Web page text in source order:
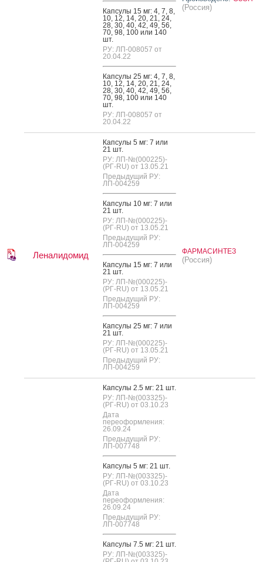
Кап­су­лы 15 мг: 4, 7, 8,
10, 12, 14, 20, 21, 24,
28, 30, 40, 42, 49, 56,
70, 98, 100 или 140
шт.
РУ: ЛП-008057 от
20.04.22
Кап­су­лы 25 мг: 4, 7, 8,
10, 12, 14, 20, 21, 24,
28, 30, 40, 42, 49, 56,
70, 98, 100 или 140
шт.
РУ: ЛП-008057 от
20.04.22
(Россия)
Леналидомид
Кап­су­лы 5 мг: 7 или
21 шт.
РУ: ЛП-№(000225)-
(РГ-RU) от 13.05.21
Предыдущий РУ:
ЛП-004259
Кап­су­лы 10 мг: 7 или
21 шт.
РУ: ЛП-№(000225)-
(РГ-RU) от 13.05.21
Предыдущий РУ:
ЛП-004259
Кап­су­лы 15 мг: 7 или
21 шт.
РУ: ЛП-№(000225)-
(РГ-RU) от 13.05.21
Предыдущий РУ:
ЛП-004259
Кап­су­лы 25 мг: 7 или
21 шт.
РУ: ЛП-№(000225)-
(РГ-RU) от 13.05.21
Предыдущий РУ:
ЛП-004259
ФАРМАСИНТЕЗ
(Россия)
Кап­су­лы 2.5 мг: 21 шт.
РУ: ЛП-№(003325)-
(РГ-RU) от 03.10.23
Дата
переоформления:
26.09.24
Предыдущий РУ:
ЛП-007748
Кап­су­лы 5 мг: 21 шт.
РУ: ЛП-№(003325)-
(РГ-RU) от 03.10.23
Дата
переоформления:
26.09.24
Предыдущий РУ:
ЛП-007748
Кап­су­лы 7.5 мг: 21 шт.
РУ: ЛП-№(003325)-